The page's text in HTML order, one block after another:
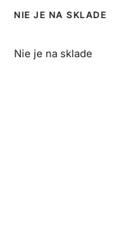
NIE JE NA SKLADE
Nie je na sklade